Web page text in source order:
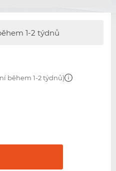
1-2 týdnů
během 1-2 týdnů)